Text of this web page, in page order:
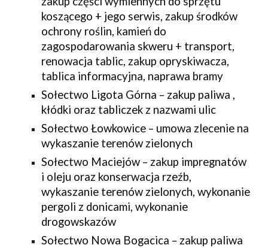
koszącego + jego serwis, zakup środków
ochrony roślin, kamień do
zagospodarowania skweru + transport,
renowacja tablic, zakup opryskiwacza,
tablica informacyjna, naprawa bramy
Sołectwo Ligota Górna – zakup paliwa ,
kłódki oraz tabliczek z nazwami ulic
Sołectwo Łowkowice – umowa zlecenie na
wykaszanie terenów zielonych
Sołectwo Maciejów – zakup impregnatów
i oleju oraz konserwacja rzeźb,
wykaszanie terenów zielonych, wykonanie
pergoli z donicami, wykonanie
drogowskazów
Sołectwo Nowa Bogacica – zakup paliwa